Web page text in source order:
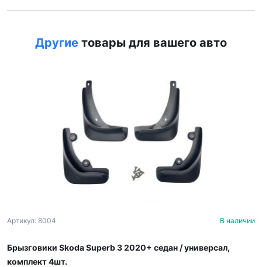
Другие товары для вашего авто
Артикул: 8004 В наличии
Брызговики Skoda Superb 3 2020+ cедан / универсал,
комплект 4шт.